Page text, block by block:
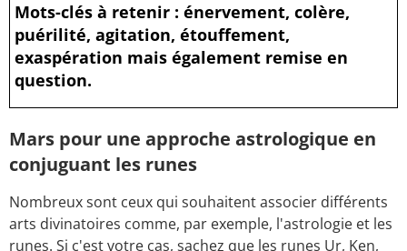
Mots-clés à retenir : énervement, colère,
puérilité, agitation, étouffement,
exaspération mais également remise en
question.
Mars pour une approche astrologique en
conjuguant les runes
Nombreux sont ceux qui souhaitent associer différents
arts divinatoires comme, par exemple, l'astrologie et les
runes. Si c'est votre cas, sachez que les runes Ur, Ken,